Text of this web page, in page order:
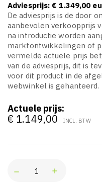
Adviesprijs: € 1.349,00
De adviesprijs is de door
aanbevolen verkoopprijs
na introductie worden
marktontwikkelingen of
vermelde actuele prijs
van de adviesprijs, dit is
voor dit product in de
webwinkel is gehanteerd.
Actuele prijs:
€ 1.149,00 INCL. BTW